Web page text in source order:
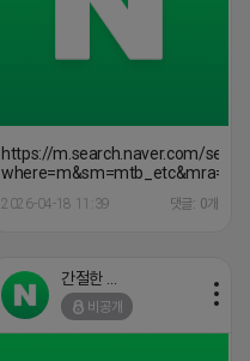
https://m.search.naver.com/
2026-04-18 11:39 댓글: 0개
비공개